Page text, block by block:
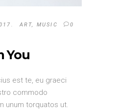
ART, MUSIC
0
You
est te, eu graeci
commodo
unum torquatos ut.